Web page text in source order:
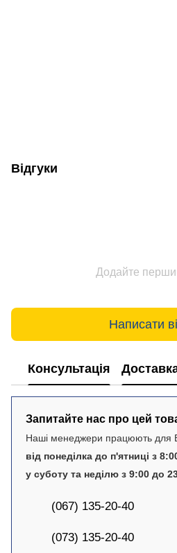
Відгуки
Додайте
Написати
Консультація
Запитайте нас про цей
Наші менеджери працюють для
від понеділка до п'ятниці з
у суботу та неділю з 9:00 до
(067) 135-20-40
(073) 135-20-40